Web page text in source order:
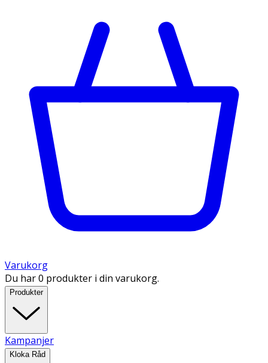
Varukorg
Du har 0 produkter i din varukorg.
Produkter
Kampanjer
Kloka Råd